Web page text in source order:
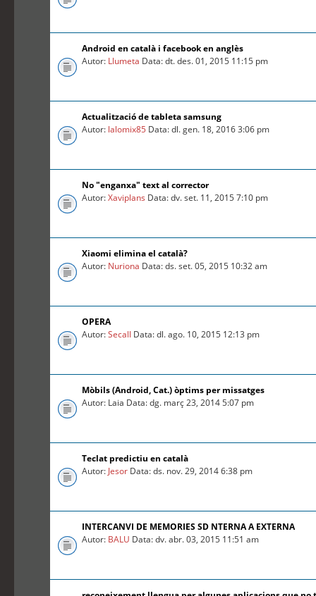
Android en català i facebook en anglès
Autor: Llumeta Data: dt. des. 01, 2015 11:15 pm
Actualització de tableta samsung
Autor: lalomix85 Data: dl. gen. 18, 2016 3:06 pm
No "enganxa" text al corrector
Autor:Xaviplans Data: dv. set. 11, 2015 7:10 pm
Xiaomi elimina el català?
Autor: Nuriona Data: ds. set. 05, 2015 10:32 am
OPERA
Autor:Secall Data: dl. ago. 10, 2015 12:13 pm
Mòbils (Android, Cat.) òptims per missatges
Autor: Laia Data: dg. març 23, 2014 5:07 pm
Teclat predictiu en català
Autor: Jesor Data: ds. nov. 29, 2014 6:38 pm
INTERCANVI DE MEMORIES SD NTERNA A EXTERNA
Autor: BALU Data: dv. abr. 03, 2015 11:51 am